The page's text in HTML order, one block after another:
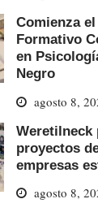
Comienza
Formativo
en
Negro
agosto 8,
Weretilneck
proyectos
empresas
agosto 8,